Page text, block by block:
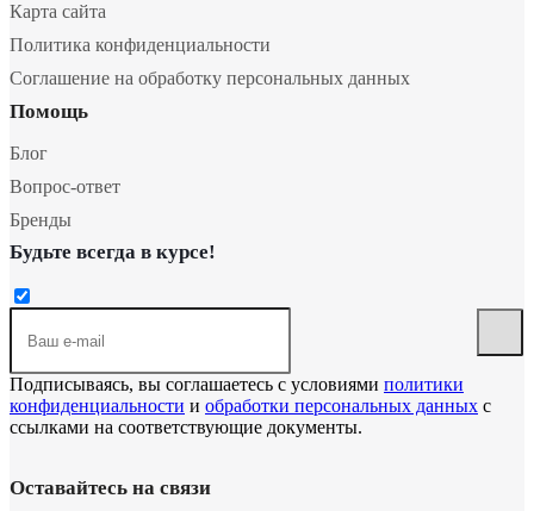
Карта сайта
Политика конфиденциальности
Соглашение на обработку персональных данных
Помощь
Блог
Вопрос-ответ
Бренды
Будьте всегда в курсе!
Подписываясь, вы соглашаетесь с условиями политики
конфиденциальности и обработки персональных данных с
ссылками на соответствующие документы.
Оставайтесь на связи